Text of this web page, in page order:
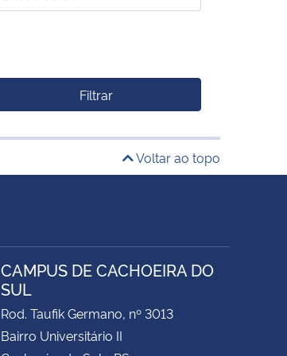
Filtrar
Voltar ao topo
CAMPUS DE CACHOEIRA DO
SUL
Rod. Taufik Germano, nº 3013
Bairro Universitário II